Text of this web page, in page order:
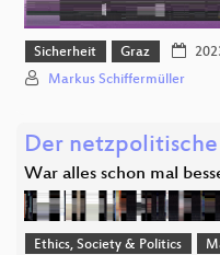
Sicherheit Graz
Markus Schiffermüller
Der
War alles schon mal
Ethics, Society & Politics